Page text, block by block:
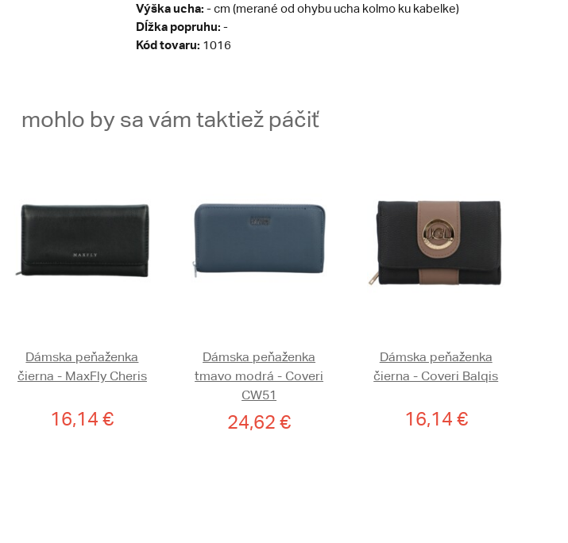
Výška ucha: - cm (merané od ohybu ucha kolmo ku kabelke)
Dĺžka popruhu: -
Kód tovaru: 1016
mohlo by sa vám taktiež páčiť
Dámska peňaženka
čierna - MaxFly Cheris
16,14 €
Dámska peňaženka
tmavo modrá - Coveri
CW51
24,62 €
Dámska peňaženka
čierna - Coveri Balqis
16,14 €